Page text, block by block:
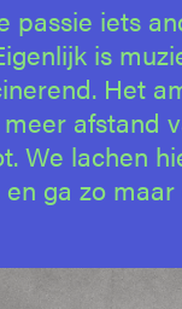
passie iets
is
Het
afstand
We lachen
ga zo maar